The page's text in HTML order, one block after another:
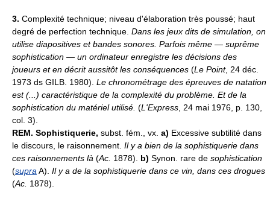
3. Complexité technique; niveau d'élaboration très poussé; haut
degré de perfection technique. Dans les jeux dits de simulation, on
utilise diapositives et bandes sonores. Parfois même — suprême
sophistication — un ordinateur enregistre les décisions des
joueurs et en décrit aussitôt les conséquences (Le Point, 24 déc.
1973 ds GILB. 1980). Le chronométrage des épreuves de natation
est (...) caractéristique de la complexité du problème. Et de la
sophistication du matériel utilisé. (L'Express , 24 mai 1976, p. 130,
col. 3).
REM. Sophistiquerie, subst. fém., vx. a) Excessive subtilité dans
le discours, le raisonnement. Il y a bien de la sophistiquerie dans
ces raisonnements là (Ac. 1878). b) Synon. rare de sophistication
(supra A). Il y a de la sophistiquerie dans ce vin, dans ces drogues
(Ac. 1878).